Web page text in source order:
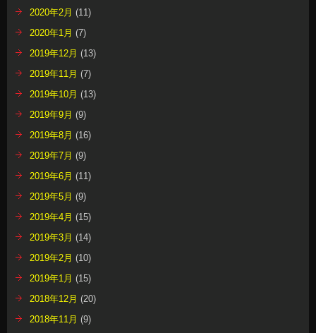
2020年2月 (11)
2020年1月 (7)
2019年12月 (13)
2019年11月 (7)
2019年10月 (13)
2019年9月 (9)
2019年8月 (16)
2019年7月 (9)
2019年6月 (11)
2019年5月 (9)
2019年4月 (15)
2019年3月 (14)
2019年2月 (10)
2019年1月 (15)
2018年12月 (20)
2018年11月 (9)